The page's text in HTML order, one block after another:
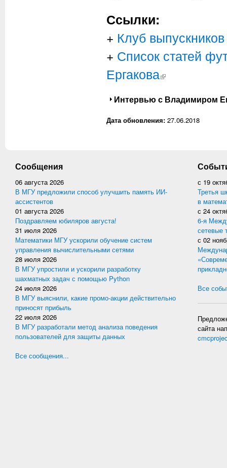
Ссылки:
+ Клуб
+ Список статей
Ергакова
Показать
Интервью с Владимиром
Дата обновления: 27.06.2018
Сообщения
06 августа 2026
В МГУ предложили способ улучшить память ИИ-
ассистентов
01 августа 2026
Поздравляем юбиляров августа!
31 июля 2026
Математики МГУ ускорили обучение систем
управления вычислительными сетями
28 июля 2026
В МГУ упростили и ускорили разработку
шахматных задач с помощью Python
24 июля 2026
В МГУ выяснили, какие промо-акции действительно
приносят прибыль
22 июля 2026
В МГУ разработали метод анализа поведения
пользователей для защиты данных
Все сообщения...
с 19
Третья
в
с 24
6-я
сетевые
с 02
Все
сайта